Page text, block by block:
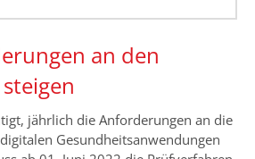
an den
jährlich die Anforderungen an die
Gesundheitsanwendungen